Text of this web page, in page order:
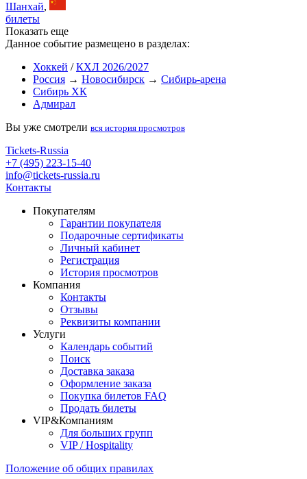
Шанхай,
билеты
Показать еще
Данное событие размещено в разделах:
Хоккей /КХЛ 2026/2027
Россия → Новосибирск → Сибирь-арена
Сибирь ХК
Адмирал
Вы уже смотрели вся история просмотров
Tickets-Russia
+7 (495) 223-15-40
info@tickets-russia.ru
Контакты
Покупателям
Гарантии покупателя
Подарочные сертификаты
Личный кабинет
Регистрация
История просмотров
Компания
Контакты
Отзывы
Реквизиты компании
Услуги
Календарь событий
Поиск
Доставка заказа
Оформление заказа
Покупка билетов FAQ
Продать билеты
VIP&Компаниям
Для больших групп
VIP / Hospitality
Положение об общих правилах